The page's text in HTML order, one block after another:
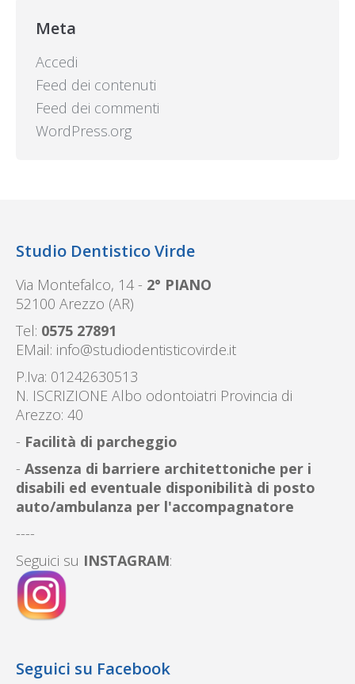
Meta
Accedi
Feed dei contenuti
Feed dei commenti
WordPress.org
Studio Dentistico Virde
Via Montefalco, 14 - 2° PIANO
52100 Arezzo (AR)
Tel: 0575 27891
EMail: info@studiodentisticovirde.it
P.Iva: 01242630513
N. ISCRIZIONE Albo odontoiatri Provincia di
Arezzo: 40
- Facilità di parcheggio
- Assenza di barriere architettoniche per i
disabili ed eventuale disponibilità di posto
auto/ambulanza per l'accompagnatore
----
Seguici su INSTAGRAM:
Seguici su Facebook